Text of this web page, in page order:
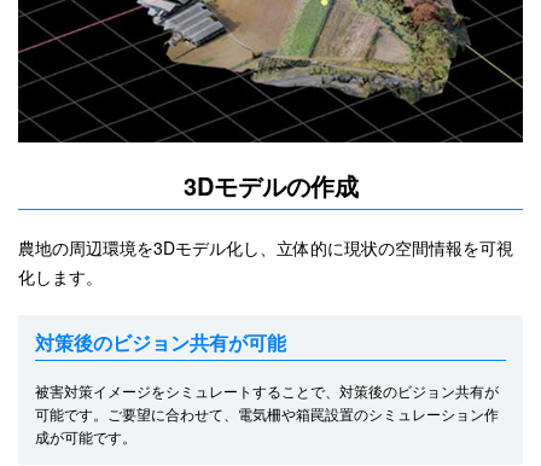
3Dモデルの作成
農地の周辺環境を3Dモデル化し、立体的に現状の空間情報を可視
化します。
対策後のビジョン共有が可能
被害対策イメージをシミュレートすることで、対策後のビジョン共有が
可能です。ご要望に合わせて、電気柵や箱罠設置のシミュレーション作
成が可能です。